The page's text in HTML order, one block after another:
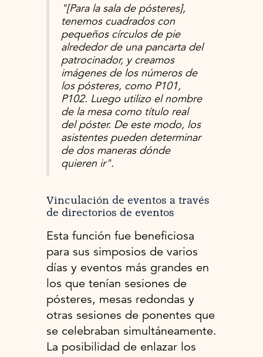
"[Para la sala de pósteres],
tenemos cuadrados con
pequeños círculos de pie
alrededor de una pancarta del
patrocinador, y creamos
imágenes de los números de
los pósteres, como P101,
P102. Luego utilizo el nombre
de la mesa como título real
del póster. De este modo, los
asistentes pueden determinar
de dos maneras dónde
quieren ir".
Vinculación de eventos a través
de directorios de eventos
Esta función fue beneficiosa
para sus simposios de varios
días y eventos más grandes en
los que tenían sesiones de
pósteres, mesas redondas y
otras sesiones de ponentes que
se celebraban simultáneamente.
La posibilidad de enlazar los